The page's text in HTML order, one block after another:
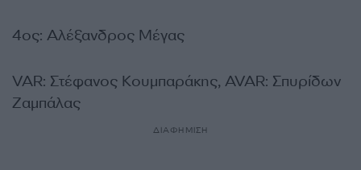
4ος: Αλέξανδρος Μέγας
VAR: Στέφανος Κουμπαράκης, AVAR: Σπυρίδων
Ζαμπάλας
ΔΙΑΦΗΜΙΣΗ